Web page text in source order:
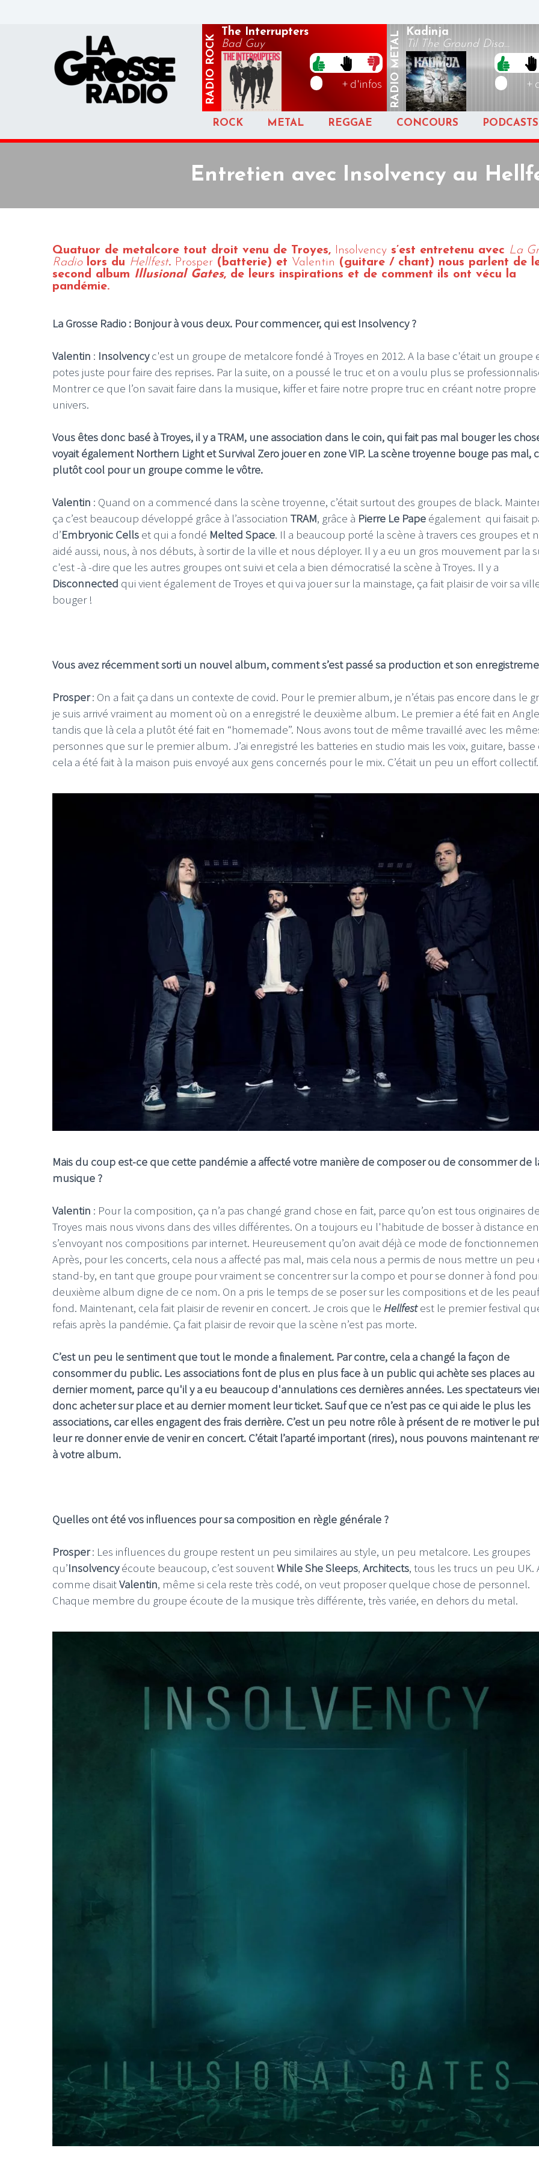
RADIO
ROCK
The Interrupters
Bad Guy
+ d'infos RADIO
METAL Kadinja
Til The Ground Disa...
+
ROCK METAL REGGAE CONCOURS PODCASTS
Entretien avec Insolvency au
Quatuor de metalcore tout droit venu de Troyes, Insolvency s’est entretenu avec La
Radiolors du Hellfest. Prosper (batterie) et Valentin (guitare / chant) nous parlent de
second album Illusional Gates, de leurs inspirations et de comment ils ont vécu la
pandémie.
La Grosse Radio : Bonjour à vous deux. Pour commencer, qui est Insolvency ?
Valentin : Insolvencyc'est un groupe de metalcore fondé à Troyes en 2012. A la base c'était un groupe
potes juste pour faire des reprises. Par la suite, on a poussé le truc et on a voulu plus se
Montrer ce que l’on savait faire dans la musique, kiffer et faire notre propre truc en créant notre propre
univers.
Vous êtes donc basé à Troyes, il y a TRAM, une association dans le coin, qui fait pas mal bouger les
voyait également Northern Light et Survival Zero jouer en zone VIP. La scène troyenne bouge pas mal,
plutôt cool pour un groupe comme le vôtre.
Valentin : Quand on a commencé dans la scène troyenne, c’était surtout des groupes de black.
ça c’est beaucoup développé grâce à l’association TRAM, grâce à Pierre Le Pape également qui faisait
d’Embryonic Cells et qui a fondé Melted Space. Il a beaucoup porté la scène à travers ces groupes et
aidé aussi, nous, à nos débuts, à sortir de la ville et nous déployer. Il y a eu un gros mouvement par la
c'est -à -dire que les autres groupes ont suivi et cela a bien démocratisé la scène à Troyes. Il y a
Disconnected qui vient également de Troyes et qui va jouer sur la mainstage, ça fait plaisir de voir sa
bouger !
Vous avez récemment sorti un nouvel album, comment s’est passé sa production et son
Prosper: On a fait ça dans un contexte de covid. Pour le premier album, je n’étais pas encore dans le
je suis arrivé vraiment au moment où on a enregistré le deuxième album. Le premier a été fait en
tandis que là cela a plutôt été fait en “homemade”. Nous avons tout de même travaillé avec les
personnes que sur le premier album. J’ai enregistré les batteries en studio mais les voix, guitare, basse
cela a été fait à la maison puis envoyé aux gens concernés pour le mix. C’était un peu un effort collectif.
Mais du coup est-ce que cette pandémie a affecté votre manière de composer ou de consommer de
musique ?
Valentin : Pour la composition, ça n’a pas changé grand chose en fait, parce qu’on est tous originaires de
Troyes mais nous vivons dans des villes différentes. On a toujours eu l'habitude de bosser à distance en
s’envoyant nos compositions par internet. Heureusement qu’on avait déjà ce mode de
Après, pour les concerts, cela nous a affecté pas mal, mais cela nous a permis de nous mettre un peu
stand-by, en tant que groupe pour vraiment se concentrer sur la compo et pour se donner à fond
deuxième album digne de ce nom. On a pris le temps de se poser sur les compositions et de les
fond. Maintenant, cela fait plaisir de revenir en concert. Je crois que le Hellfestest le premier festival
refais après la pandémie. Ça fait plaisir de revoir que la scène n’est pas morte.
C’est un peu le sentiment que tout le monde a finalement. Par contre, cela a changé la façon de
consommer du public. Les associations font de plus en plus face à un public qui achète ses places au
dernier moment, parce qu'il y a eu beaucoup d'annulations ces dernières années. Les spectateurs
donc acheter sur place et au dernier moment leur ticket. Sauf que ce n’est pas ce qui aide le plus les
associations, car elles engagent des frais derrière. C’est un peu notre rôle à présent de re motiver le
leur re donner envie de venir en concert. C’était l’aparté important (rires), nous pouvons maintenant
à votre album.
Quelles ont été vos influences pour sa composition en règle générale ?
Prosper: Les influences du groupe restent un peu similaires au style, un peu metalcore. Les groupes
qu’Insolvencyécoute beaucoup, c’est souventWhile She Sleeps, Architects, tous les trucs un peu UK.
comme disaitValentin, même si cela reste très codé, on veut proposer quelque chose de personnel.
Chaque membre du groupe écoute de la musique très différente, très variée, en dehors du metal.
Christmas Riffifi 2025 !!!
LE GROS RIFFIFI
LE GROS RIFFIFI – Surfin’
The Covers !!!
LE GROS RIFFIFI
LE GROS RIFFIFI –
Littératurock !!!